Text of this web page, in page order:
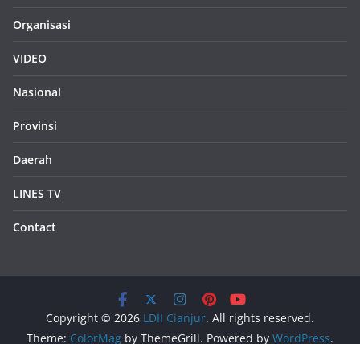
Organisasi
VIDEO
Nasional
Provinsi
Daerah
LINES TV
Contact
Copyright © 2026 LDII Cianjur. All rights reserved.
Theme: ColorMag by ThemeGrill. Powered by WordPress.